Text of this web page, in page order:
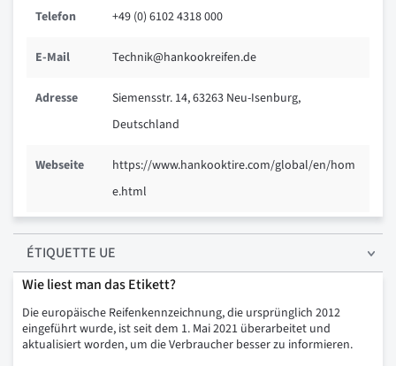
Telefon +49 (0) 6102 4318 000
E-Mail Technik@hankookreifen.de
Adresse
Siemensstr. 14, 63263 Neu-Isenburg,
Deutschland
Webseite
https://www.hankooktire.com/global/en/hom
e.html
ÉTIQUETTE UE
Wie liest man das Etikett?
Die europäische Reifenkennzeichnung, die ursprünglich 2012
eingeführt wurde, ist seit dem 1. Mai 2021 überarbeitet und
aktualisiert worden, um die Verbraucher besser zu informieren.